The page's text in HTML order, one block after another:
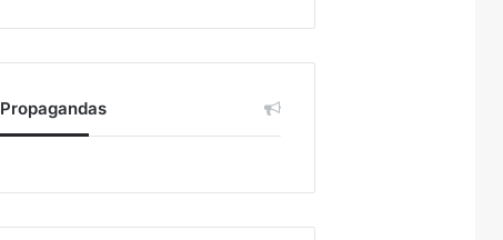
Propagandas